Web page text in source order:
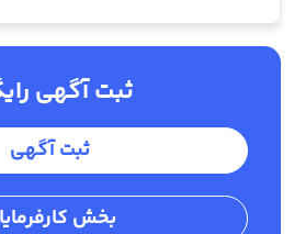
ثبت آگهی
ثبت آگهی
بخش